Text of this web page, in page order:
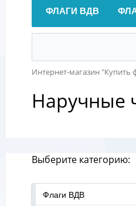
ФЛАГИ ВДВ
Интернет-магазин "Купить
Наручные
Выберите категорию:
Флаги ВДВ